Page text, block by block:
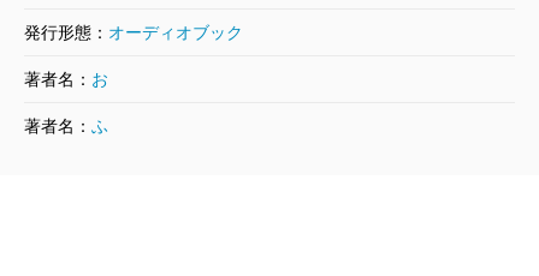
発行形態： オーディオブック
著者名： お
著者名： ふ